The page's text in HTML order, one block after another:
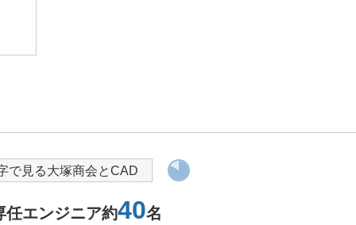
で見る大塚商会とCAD
任エンジニア約40名